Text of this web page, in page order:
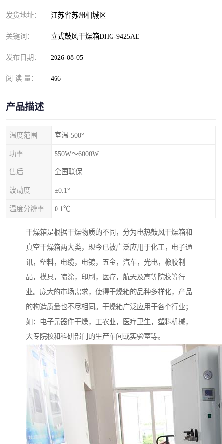
发货地址： 江苏省苏州相城区
关键词： 立式鼓风干燥箱DHG-9425AE
发布日期： 2026-08-05
阅 读 量： 466
产品描述
温度范围 室温-500°
功率 550W～6000W
售后 全国联保
波动度 ±0.1°
温度分辨率 0.1℃
干燥箱是根据干燥物质的不同，分为电热鼓风干燥箱和
真空干燥箱两大类，现今已被广泛应用于化工，电子通
讯，塑料，电缆，电镀，五金，汽车，光电，橡胶制
品，模具，喷涂，印刷，医疗，航天及高等院校等行
业。庞大的市场需求，使得干燥箱的品种多样化，产品
的构造质量也不尽相同。干燥箱广泛应用于各个行业；
如：电子元器件干燥，工农业，医疗卫生，塑料机械，
大专院校和科研部门的生产车间或实验室等。